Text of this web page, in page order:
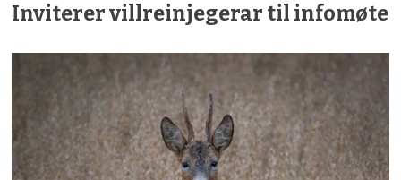
Inviterer villreinjegerar til infomøte